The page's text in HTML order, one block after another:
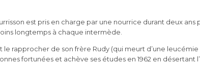
est pris en charge par une nourrice durant deux ans
longtemps à chaque intermède.
rapprocher de son frère Rudy (qui meurt d’une
fortunées et achève ses études en 1962 en désertant